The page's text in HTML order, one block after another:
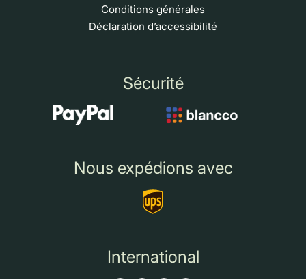
Conditions générales
Déclaration d’accessibilité
Sécurité
Nous expédions avec
International